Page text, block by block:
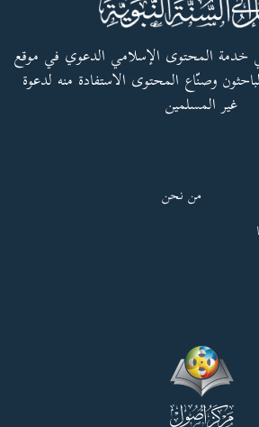
خدمة المحتوى الإسلامي الدعوي في موقع
وصنّاع المحتوى الاستفادة منه لدعوة
غير المسلمين
من نحن